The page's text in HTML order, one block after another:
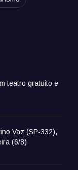
teatro gratuito e
Vaz (SP-332),
(6/8)